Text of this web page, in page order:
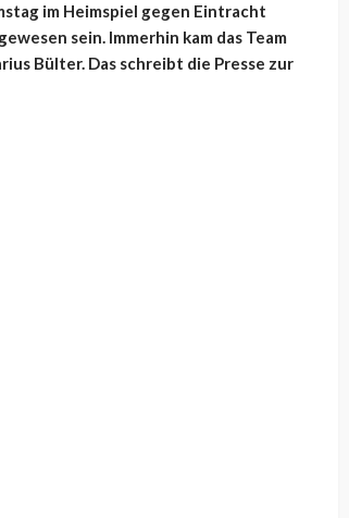
im Heimspiel gegen Eintracht
sein. Immerhin kam das Team
Bülter. Das schreibt die Presse zur